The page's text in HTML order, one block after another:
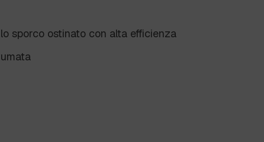
sporco ostinato con alta efficienza